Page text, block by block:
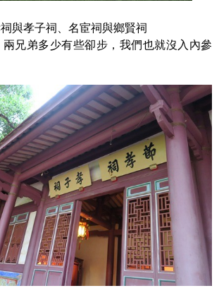
與孝子祠、名宦祠與鄉賢祠
兩兄弟多少有些卻步，我們也就沒入內參